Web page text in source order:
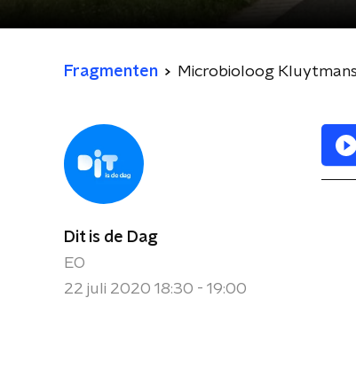
Fragmenten Microbioloog
Dit is de Dag
EO
22 juli 2020 18:30 - 19:00